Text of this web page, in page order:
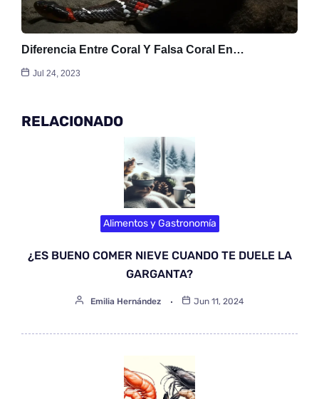
Diferencia Entre Coral Y Falsa Coral En…
Jul 24, 2023
RELACIONADO
Alimentos y Gastronomía
¿ES BUENO COMER NIEVE CUANDO TE DUELE LA
GARGANTA?
Emilia Hernández Jun 11, 2024